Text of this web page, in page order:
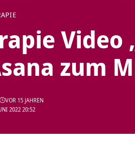
Video
zum
2022 20:52
VOR 15 JAHREN